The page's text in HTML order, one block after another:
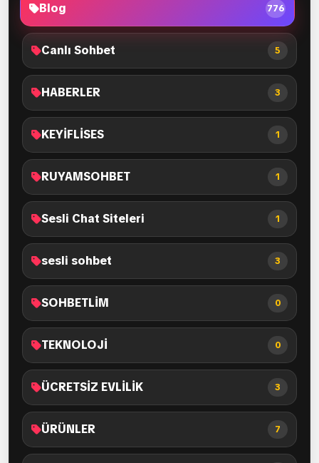
Blog 776
Canlı Sohbet 5
HABERLER 3
KEYİFLİSES 1
RUYAMSOHBET 1
Sesli Chat Siteleri 1
sesli sohbet 3
SOHBETLİM 0
TEKNOLOJİ 0
ÜCRETSİZ EVLİLİK 3
ÜRÜNLER 7